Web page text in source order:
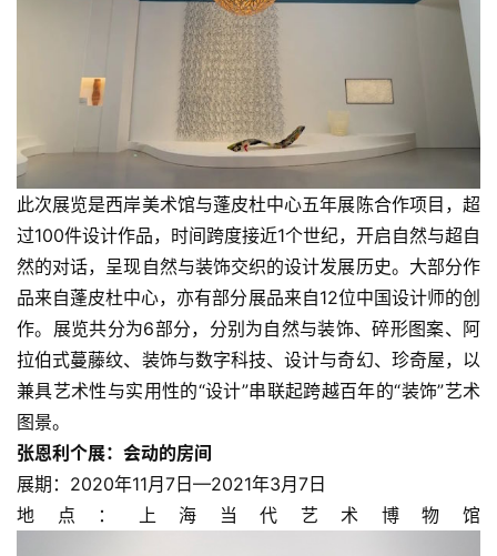
首
页
艺
坛
此次展览是西岸美术馆与蓬皮杜中心五年展陈合作项目，超
过100件设计作品，时间跨度接近1个世纪，开启自然与超自
然的对话，呈现自然与装饰交织的设计发展历史。大部分作
品来自蓬皮杜中心，亦有部分展品来自12位中国设计师的创
作。展览共分为6部分，分别为自然与装饰、碎形图案、阿
拉伯式蔓藤纹、装饰与数字科技、设计与奇幻、珍奇屋，以
兼具艺术性与实用性的“设计”串联起跨越百年的“装饰”艺术
图景。
张恩利个展：会动的房间
展期：2020年11月7日—2021年3月7日
地点：上海当代艺术博物馆